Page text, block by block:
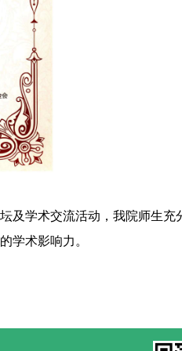
学术交流活动，我院师生充
学术影响力。